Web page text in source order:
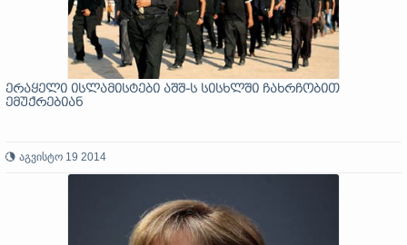
ერაყელი ისლამისტები აშშ-ს სისხლში ჩახრჩობით
ემუქრებიან
აგვისტო 19 2014